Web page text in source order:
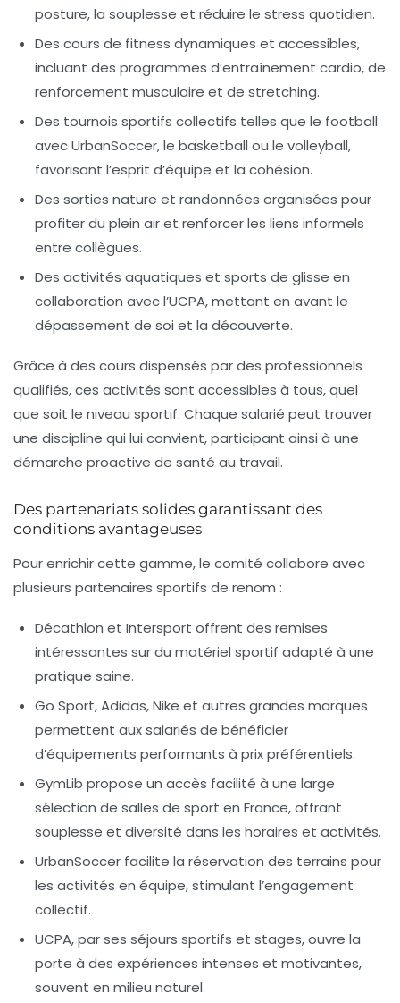
posture, la souplesse et réduire le stress quotidien.
Des cours de fitness dynamiques et accessibles,
incluant des programmes d’entraînement cardio, de
renforcement musculaire et de stretching.
Des tournois sportifs collectifs telles que le football
avec UrbanSoccer, le basketball ou le volleyball,
favorisant l’esprit d’équipe et la cohésion.
Des sorties nature et randonnées organisées pour
profiter du plein air et renforcer les liens informels
entre collègues.
Des activités aquatiques et sports de glisse en
collaboration avec l’UCPA, mettant en avant le
dépassement de soi et la découverte.
Grâce à des cours dispensés par des professionnels
qualifiés, ces activités sont accessibles à tous, quel
que soit le niveau sportif. Chaque salarié peut trouver
une discipline qui lui convient, participant ainsi à une
démarche proactive de santé au travail.
Des partenariats solides garantissant des
conditions avantageuses
Pour enrichir cette gamme, le comité collabore avec
plusieurs partenaires sportifs de renom :
Décathlon et Intersport offrent des remises
intéressantes sur du matériel sportif adapté à une
pratique saine.
Go Sport, Adidas, Nike et autres grandes marques
permettent aux salariés de bénéficier
d’équipements performants à prix préférentiels.
GymLib propose un accès facilité à une large
sélection de salles de sport en France, offrant
souplesse et diversité dans les horaires et activités.
UrbanSoccer facilite la réservation des terrains pour
les activités en équipe, stimulant l’engagement
collectif.
UCPA, par ses séjours sportifs et stages, ouvre la
porte à des expériences intenses et motivantes,
souvent en milieu naturel.